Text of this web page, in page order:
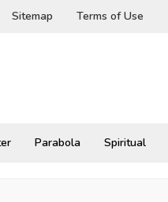
Sitemap Terms of Use
Parabola Spiritual